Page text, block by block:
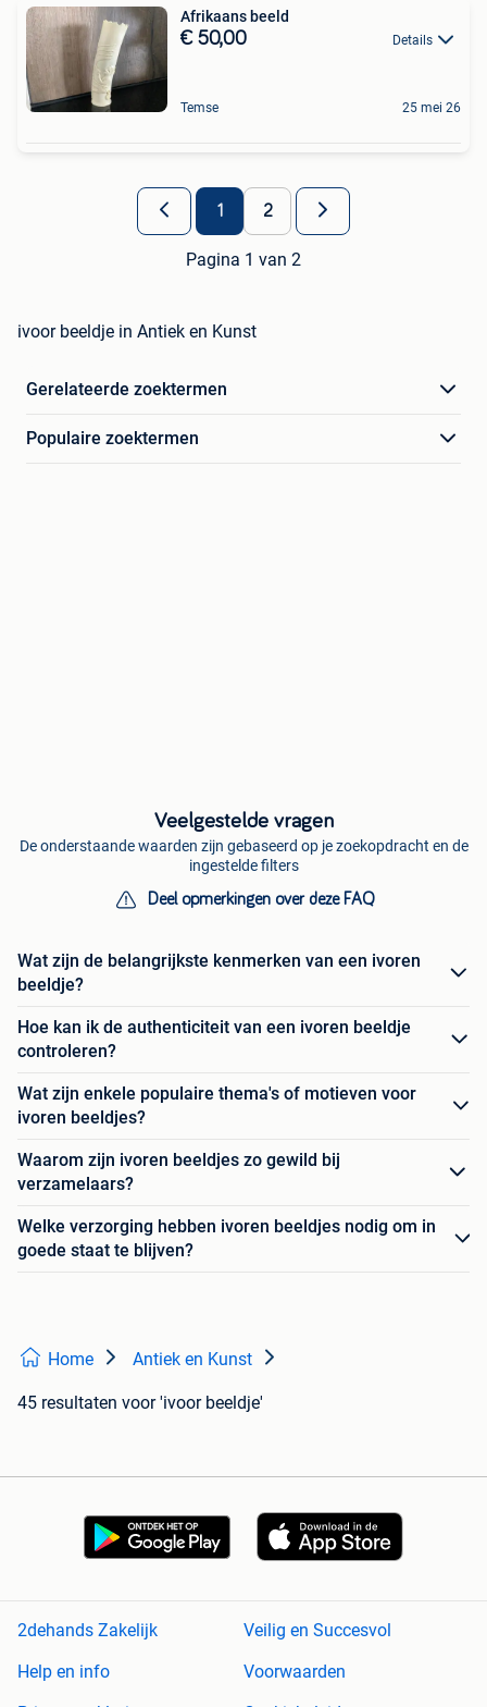
Afrikaans beeld
€ 50,00 Details
Temse 25 mei 26
1 2
Pagina 1 van 2
ivoor beeldje in Antiek en Kunst
Gerelateerde zoektermen
Populaire zoektermen
Veelgestelde vragen
De onderstaande waarden zijn gebaseerd op je zoekopdracht en de
ingestelde filters
Deel opmerkingen over deze FAQ
Wat zijn de belangrijkste kenmerken van een ivoren
beeldje?
Hoe kan ik de authenticiteit van een ivoren beeldje
controleren?
Wat zijn enkele populaire thema's of motieven voor
ivoren beeldjes?
Waarom zijn ivoren beeldjes zo gewild bij
verzamelaars?
Welke verzorging hebben ivoren beeldjes nodig om in
goede staat te blijven?
Home Antiek en Kunst
45 resultaten voor 'ivoor beeldje'
2dehands Zakelijk
Veilig en Succesvol
Help en info
Voorwaarden